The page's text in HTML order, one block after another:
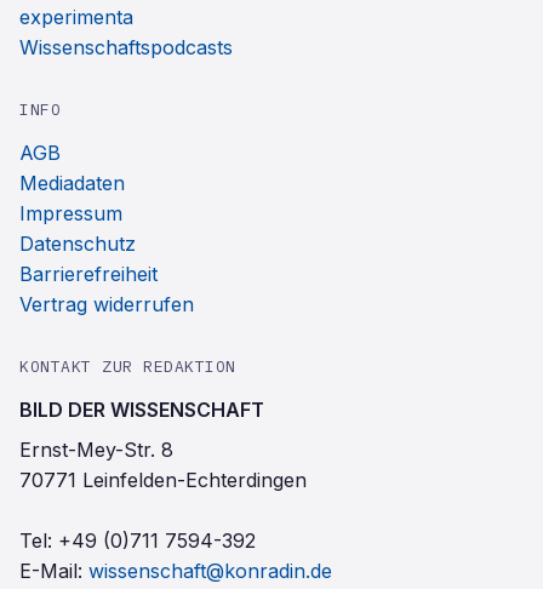
experimenta
Wissenschaftspodcasts
INFO
AGB
Mediadaten
Impressum
Datenschutz
Barrierefreiheit
Vertrag widerrufen
KONTAKT ZUR REDAKTION
BILD DER WISSENSCHAFT
Ernst-Mey-Str. 8
70771 Leinfelden-Echterdingen
Tel: +49 (0)711 7594-392
E-Mail: wissenschaft@konradin.de